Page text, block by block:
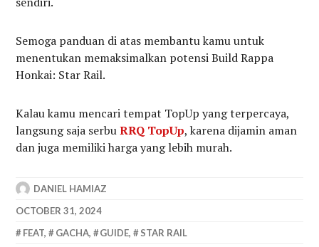
Semoga panduan di atas membantu kamu untuk
menentukan memaksimalkan potensi Build Rappa
Honkai: Star Rail.
Kalau kamu mencari tempat TopUp yang terpercaya,
langsung saja serbuRRQ TopUp, karena dijamin aman
dan juga memiliki harga yang lebih murah.
DANIEL HAMIAZ
OCTOBER 31, 2024
FEAT, GACHA, GUIDE, STAR RAIL